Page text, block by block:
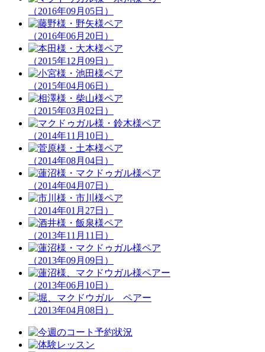
（2016年09月05日）
（2016年06月20日）
（2015年12月09日）
（2015年04月06日）
（2015年03月02日）
（2014年11月10日）
（2014年08月04日）
（2014年04月07日）
（2014年01月27日）
（2013年11月11日）
（2013年09月09日）
（2013年06月10日）
（2013年04月08日）